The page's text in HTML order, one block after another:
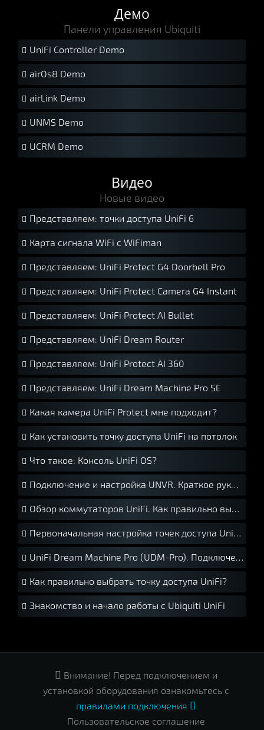
Демо
Панели управления Ubiquiti
 UniFi Controller Demo
 airOs8 Demo
 airLink Demo
 UNMS Demo
 UCRM Demo
Видео
Новые видео
Представляем: точки доступа UniFi 6
Карта сигнала WiFi с WiFiman
Представляем: UniFi Protect G4 Doorbell Pro
Представляем: UniFi Protect Camera G4 Instant
Представляем: UniFi Protect AI Bullet
Представляем: UniFi Dream Router
Представляем: UniFi Protect AI 360
Представляем: UniFi Dream Machine Pro SE
Какая камера UniFi Protect мне подходит?
Как установить точку доступа UniFi на потолок
Что такое: Консоль UniFi OS?
Подключение и настройка UNVR. Краткое руководство.
Обзор коммутаторов UniFi. Как правильно выбрать свитч UniFi?
Первоначальная настройка точек доступа UniFi. Краткое руководство.
UniFi Dream Machine Pro (UDM-Pro). Подключение и установка.
Как правильно выбрать точку доступа UniFi?
Знакомство и начало работы с Ubiquiti UniFi
 Внимание! Перед подключением и
установкой оборудования ознакомьтесь с
правилами подключения 
Пользовательское соглашение